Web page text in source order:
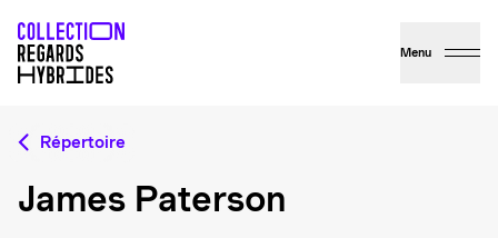
Menu
Répertoire
James Paterson